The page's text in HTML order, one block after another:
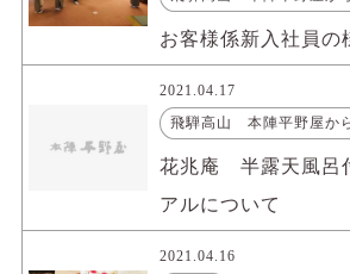
お客様係新入社員の
2021.04.17
飛騨高山 本陣平野屋か
花兆庵 半露天風呂
アルについて
2021.04.16